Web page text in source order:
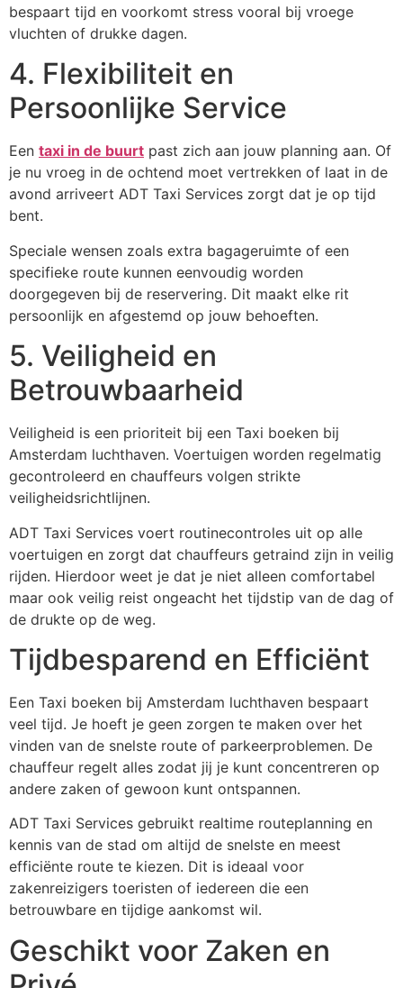
bespaart tijd en voorkomt stress vooral bij vroege
vluchten of drukke dagen.
4. Flexibiliteit en
Persoonlijke Service
Een taxi in de buurt past zich aan jouw planning aan. Of
je nu vroeg in de ochtend moet vertrekken of laat in de
avond arriveert ADT Taxi Services zorgt dat je op tijd
bent.
Speciale wensen zoals extra bagageruimte of een
specifieke route kunnen eenvoudig worden
doorgegeven bij de reservering. Dit maakt elke rit
persoonlijk en afgestemd op jouw behoeften.
5. Veiligheid en
Betrouwbaarheid
Veiligheid is een prioriteit bij een Taxi boeken bij
Amsterdam luchthaven. Voertuigen worden regelmatig
gecontroleerd en chauffeurs volgen strikte
veiligheidsrichtlijnen.
ADT Taxi Services voert routinecontroles uit op alle
voertuigen en zorgt dat chauffeurs getraind zijn in veilig
rijden. Hierdoor weet je dat je niet alleen comfortabel
maar ook veilig reist ongeacht het tijdstip van de dag of
de drukte op de weg.
Tijdbesparend en Efficiënt
Een Taxi boeken bij Amsterdam luchthaven bespaart
veel tijd. Je hoeft je geen zorgen te maken over het
vinden van de snelste route of parkeerproblemen. De
chauffeur regelt alles zodat jij je kunt concentreren op
andere zaken of gewoon kunt ontspannen.
ADT Taxi Services gebruikt realtime routeplanning en
kennis van de stad om altijd de snelste en meest
efficiënte route te kiezen. Dit is ideaal voor
zakenreizigers toeristen of iedereen die een
betrouwbare en tijdige aankomst wil.
Geschikt voor Zaken en